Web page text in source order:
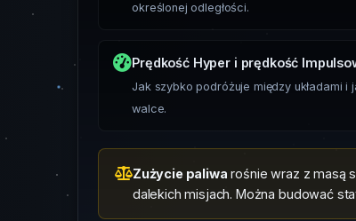
określonej odległości.
Prędkość Hyper i prędkość
Jak szybko podróżuje między układami i
walce.
Zużycie paliwa rośnie wraz z masą
dalekich misjach. Można budować